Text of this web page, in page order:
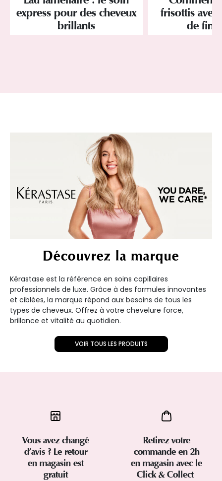
express pour des cheveux
brillants
frisottis avec
de
Découvrez la marque
Kérastase est la référence en soins capillaires
professionnels de luxe. Grâce à des formules innovantes
et ciblées, la marque répond aux besoins de tous les
types de cheveux. Offrez à votre chevelure force,
brillance et vitalité au quotidien.
VOIR TOUS LES PRODUITS
Vous avez changé
d’avis ? Le retour
en magasin est
gratuit
Retirez votre
commande en 2h
en magasin avec le
Click & Collect